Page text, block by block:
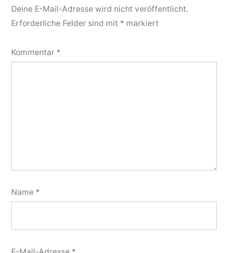
Deine E-Mail-Adresse wird nicht veröffentlicht.
Erforderliche Felder sind mit * markiert
Kommentar *
Name *